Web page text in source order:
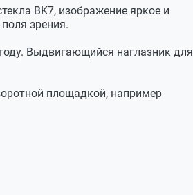
BK7, изображение яркое и
зрения.
Выдвигающийся наглазник для
площадкой, например
заполнена.